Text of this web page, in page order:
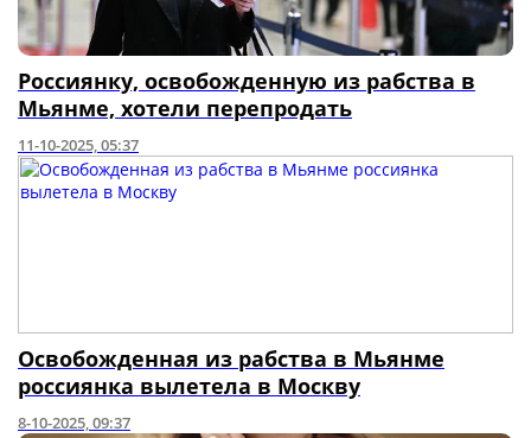
Россиянку, освобожденную из рабства в
Мьянме, хотели перепродать
11-10-2025, 05:37
Освобожденная из рабства в Мьянме
россиянка вылетела в Москву
8-10-2025, 09:37